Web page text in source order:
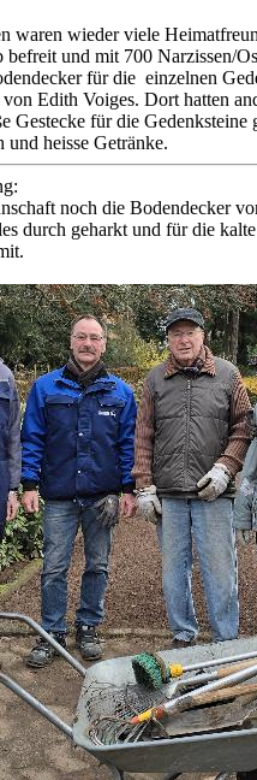
waren wieder viele
und mit 700 Narzissen/
für die einzelnen
Edith Voiges. Dort hatten
Gestecke für die
heisse Getränke.
noch die Bodendecker
durch geharkt und für die